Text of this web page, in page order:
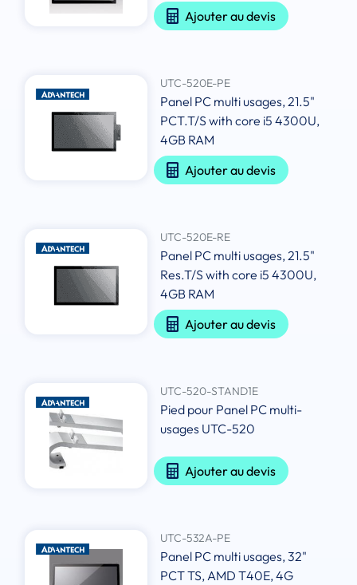
Ajouter au devis
UTC-520E-PE
Panel PC multi usages, 21.5"
PCT.T/S with core i5 4300U,
4GB RAM
Ajouter au devis
UTC-520E-RE
Panel PC multi usages, 21.5"
Res.T/S with core i5 4300U,
4GB RAM
Ajouter au devis
UTC-520-STAND1E
Pied pour Panel PC multi-
usages UTC-520
Ajouter au devis
UTC-532A-PE
Panel PC multi usages, 32"
PCT TS, AMD T40E, 4G